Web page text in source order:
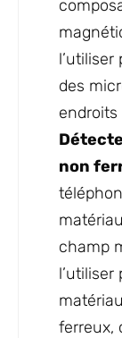
des
non
champ
ferreux,